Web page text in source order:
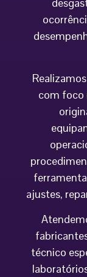
com foco
ajustes,
técnico